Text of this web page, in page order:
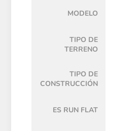
MODELO
TIPO DE
TERRENO
TIPO DE
CONSTRUCCIÓN
ES RUN FLAT